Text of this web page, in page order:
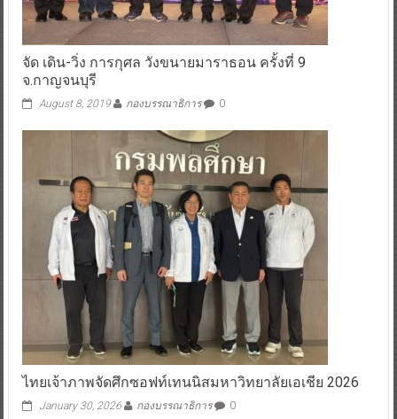
จัด เดิน-วิ่ง การกุศล วังขนายมาราธอน ครั้งที่ 9
จ.กาญจนบุรี
August 8, 2019 กองบรรณาธิการ 0
ไทยเจ้าภาพจัดศึกซอฟท์เทนนิสมหาวิทยาลัยเอเชีย 2026
January 30, 2026 กองบรรณาธิการ 0